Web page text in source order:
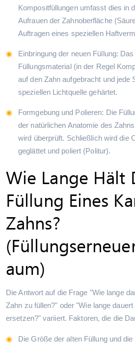
Kompositfüllungen umfasst dies in
Aufrauen der Zahnoberfläche
Auftragen eines speziellen
Einbringung der neuen Füllung:
Füllungsmaterial (in der Regel
auf den Zahn aufgebracht und jede
speziellen Lichtquelle gehärtet.
Formgebung und Polieren: Die
der natürlichen Anatomie des
wird überprüft. Schließlich wird die
geglättet und poliert (Politur).
Wie Lange Hält
Füllung Eines
Zahns?
Aum)
Die Antwort auf die Frage "Wie lange
Zahn zu füllen?" oder "Wie lange
ersetzen?" variiert. Faktoren, die die
Die Größe der alten Füllung und